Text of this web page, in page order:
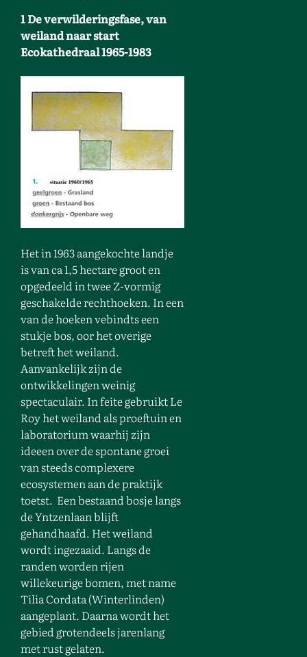
1 De verwilderingsfase, van
weiland naar start
Ecokathedraal 1965-1983
Het in 1963 aangekochte landje
is van ca 1,5 hectare groot en
opgedeeld in twee Z-vormig
geschakelde rechthoeken. In een
van de hoeken vebindts een
stukje bos, oor het overige
betreft het weiland.
Aanvankelijk zijn de
ontwikkelingen weinig
spectaculair. In feite gebruikt Le
Roy het weiland als proeftuin en
laboratorium waarhij zijn
ideeen over de spontane groei
van steeds complexere
ecosystemen aan de praktijk
toetst. Een bestaand bosje langs
de Yntzenlaan blijft
gehandhaafd. Het weiland
wordt ingezaaid. Langs de
randen worden rijen
willekeurige bomen, met name
Tilia Cordata (Winterlinden)
aangeplant. Daarna wordt het
gebied grotendeels jarenlang
met rust gelaten.